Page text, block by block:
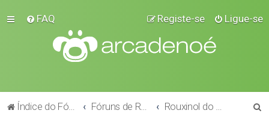
FAQ Ligue-se
Registe-se
Índice do Fórum